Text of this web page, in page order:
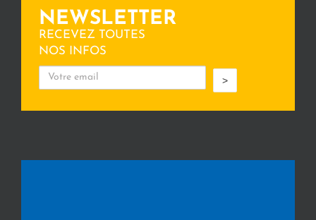
NEWSLETTER
RECEVEZ TOUTES
NOS INFOS
>